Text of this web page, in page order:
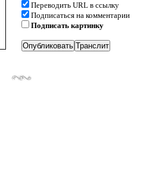
Переводить URL в ссылку
Подписаться на комментарии
Подписать картинку